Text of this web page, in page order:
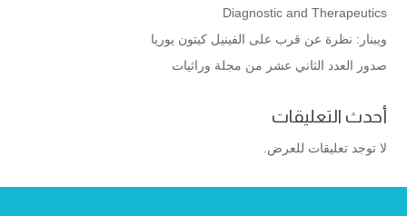
Diagnostic and Therapeutics
ويبنار: نظرة عن قرب على الفينيل كيتون يوريا
صدور العدد الثاني عشر من مجلة وراثيات
أحدث التعليقات
لا توجد تعليقات للعرض.